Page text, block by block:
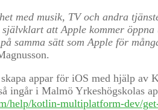
med musik, TV och andra
att Apple kommer
samma sätt som Apple för
appar för iOS med hjälp av
ingår i Malmö Yrkeshögskolas
help/kotlin-multiplatform-dev/